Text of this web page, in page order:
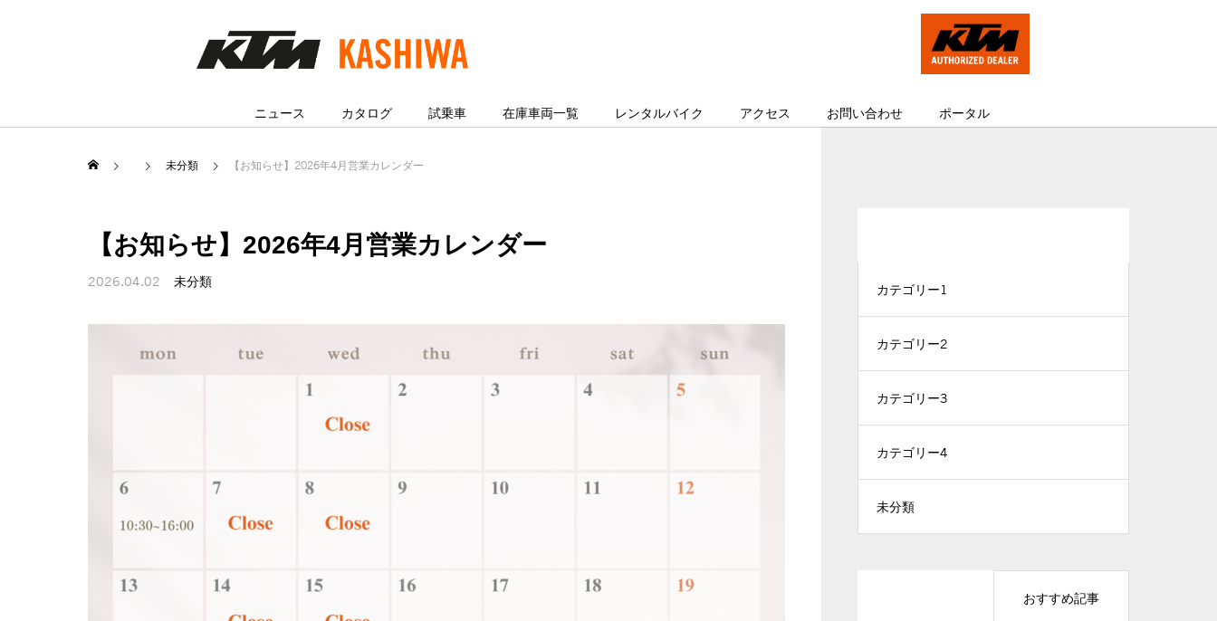
ニュース カタログ 試乗車 在庫車両一覧 レンタルバイク アクセス お問い合わせ ポータル
未分類 【お知らせ】2026年4月営業カレンダー
【お知らせ】2026年4月営業カレンダー
2026.04.02 未分類
カテゴリー1
カテゴリー2
カテゴリー3
カテゴリー4
未分類
おすすめ記事